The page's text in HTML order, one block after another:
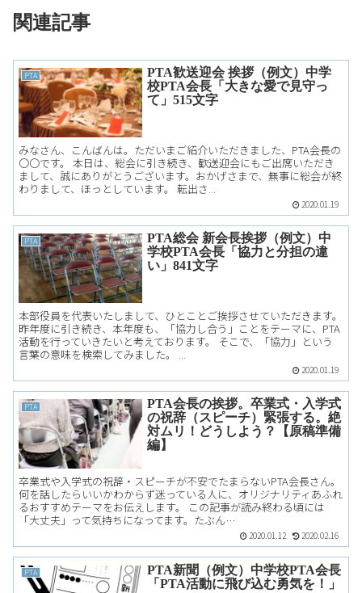
関連記事
PTA
PTA歓送迎会 挨拶（例文）中学
校PTA会長「大きな愛で見守っ
て」515文字
みなさん、こんばんは。ただいまご紹介いただきました、PTA会長の
〇〇です。 本日は、総会に引き続き、歓送迎会にもご出席いただき
まして、誠にありがとうございます。おかげさまで、無事に総会が終
わりまして、ほっとしています。 転出さ...
2020.01.19
PTA
PTA総会 新会長挨拶（例文）中
学校PTA会長「協力と分担の違
い」841文字
本部役員を代表いたしまして、ひとことご挨拶させていただきます。
昨年度に引き続き、本年度も、「協力し合う」ことをテーマに、PTA
活動を行っていきたいと考えております。 そこで、「協力」という
言葉の意味を検索してみました。 ...
2020.01.19
PTA
PTA会長の挨拶。卒業式・入学式
の祝辞（スピーチ）緊張する。絶
対ムリ！どうしよう？【原稿準備
編】
卒業式や入学式の祝辞・スピーチが不安でたまらないPTA会長さん。
何を話したらいいかわからず迷っている人に、オリジナリティあふれ
るおすすめテーマをお伝えします。 この記事が読み終わる頃には
「大丈夫」って気持ちになってます。たぶん…
2020.01.12 2020.02.16
PTA
PTA新聞（例文）中学校PTA会長
「PTA活動に飛び込む勇気を！」